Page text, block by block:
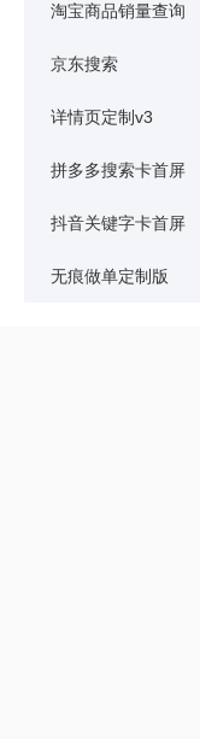
淘宝商品销量查询
京东搜索
详情页定制v3
拼多多搜索卡首屏
抖音关键字卡首屏
无痕做单定制版